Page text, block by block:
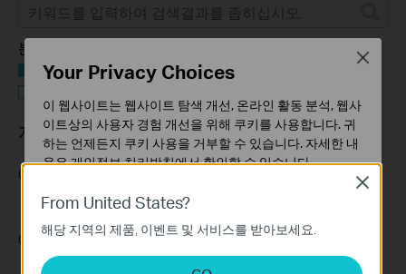
분류 필터:
모두
자주 묻는 질문
Omada 스위치가 인터넷에 연결되지 않을 때 해결 방법
07-02-2026 184176views
Omada 스위치의 인터넷 연결이 불안정할 때 해결 방법
07-02-2026
From United States?
해당 지역의 제품, 이벤트 및 서비스를 받아보세요.
Close
Your Privacy Choices
이 웹사이트는 웹사이트 탐색 개선, 온라인 활동 분석, 웹사
이트상의 사용자 경험 개선을 위해 쿠키를 사용합니다. 귀
하는 언제든지 쿠키 사용을 거부할 수 있습니다. 자세한 내
용은개인정보 처리방침에서 확인할 수 있습니다.
기본 쿠키
이 쿠키는 웹사이트가 작동하는 데 필요하며 사용자의 시
스템에서 비활성화할 수 없습니다.
분석 및 마케팅 쿠키
Close